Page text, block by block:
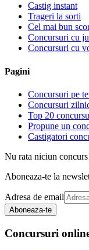
Castig instant
Trageri la sorti
Cel mai bun
Concursuri cu
Concursuri cu
Pagini
Concursuri pe
Concursuri
Top 20
Propune un
Castigatori
Nu rata niciun
Aboneaza-te la
Adresa de email
Aboneaza-te
Concursuri